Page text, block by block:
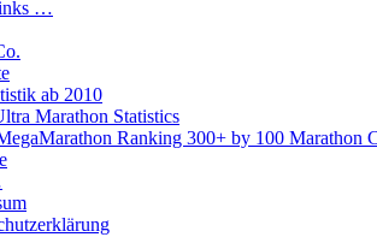
…
ab 2010
Marathon Statistics
Ranking 300+ by 100 Marathon